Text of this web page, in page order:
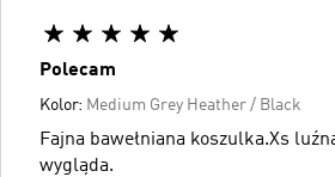
Polecam
Kolor: Medium Grey Heather / Black
Fajna bawełniana koszulka.Xs
wygląda.